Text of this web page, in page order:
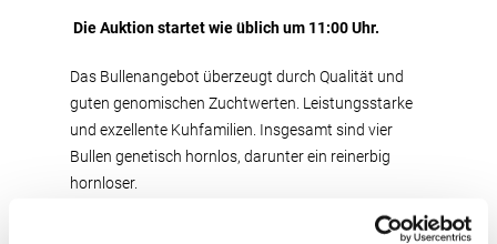
Die Auktion startet wie üblich um 11:00 Uhr.
Das Bullenangebot überzeugt durch Qualität und
guten genomischen Zuchtwerten. Leistungsstarke
und exzellente Kuhfamilien. Insgesamt sind vier
Bullen genetisch hornlos, darunter ein reinerbig
hornloser.